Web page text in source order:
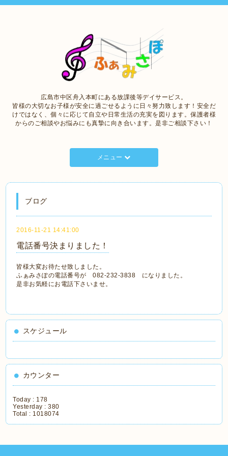
広島市中区舟入本町にある放課後等デイサービス。
皆様の大切なお子様が安全に過ごせるように日々努力致します！安全だ
けではなく、個々に応じて自立や日常生活の充実を図ります。保護者様
からのご相談やお悩みにも真摯に向き合います。是非ご相談下さい！
メニュー
ブログ
2016-11-21 14:41:00
電話番号決まりました！
皆様大変お待たせ致しました。
ふぁみさぽの電話番号が 082-232-3838 になりました。
是非お気軽にお電話下さいませ。
スケジュール
カウンター
Today : 178
Yesterday :380
Total : 1018074